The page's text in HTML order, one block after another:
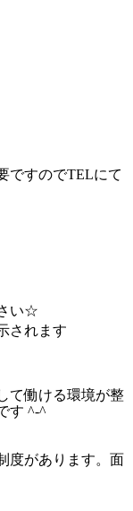
ですのでTELにて
い☆
されます
て働ける環境が整
す ^-^
度があります。面